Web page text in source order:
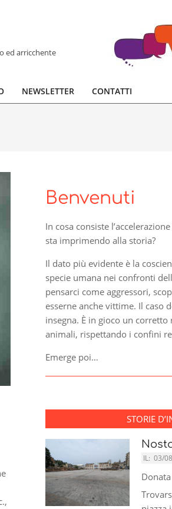
ed arricchente
NEWSLETTER CONTATTI
Benvenuti
In cosa consiste
sta imprimendo alla storia?
Il dato più evidente è la
specie umana nei confronti
pensarci come aggressori,
esserne anche vittime. Il caso
insegna. È in gioco un
animali, rispettando i confini
Emerge poi…
STORIE
IL: 03/